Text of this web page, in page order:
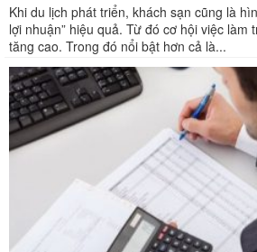
Khi du lịch phát triển, khách sạn cũng là
lợi nhuận” hiệu quả. Từ đó cơ hội việc làm
tăng cao. Trong đó nổi bật hơn cả là...